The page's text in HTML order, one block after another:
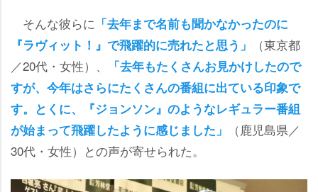
そんな彼らに 「去年まで名前も聞かなかったのに
『ラヴィット！』で飛躍的に売れたと思う」
（東京都
／20代・女性）、
「去年もたくさんお見かけしたので
すが、今年はさらにたくさんの番組に出ている印象で
す。とくに、『ジョンソン』のようなレギュラー番組
が始まって飛躍したように感じました」
（鹿児島県／
30代・女性）との声が寄せられた。